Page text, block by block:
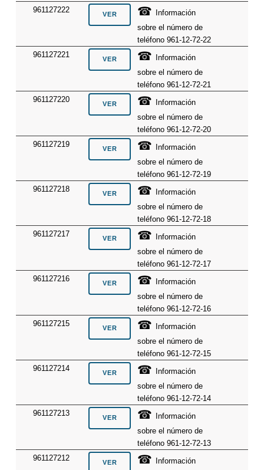
961127222
☎
Información
sobre el número de
teléfono 961-12-72-22
961127221
☎
Información
sobre el número de
teléfono 961-12-72-21
961127220
☎
Información
sobre el número de
teléfono 961-12-72-20
961127219
☎
Información
sobre el número de
teléfono 961-12-72-19
961127218
☎
Información
sobre el número de
teléfono 961-12-72-18
961127217
☎
Información
sobre el número de
teléfono 961-12-72-17
961127216
☎
Información
sobre el número de
teléfono 961-12-72-16
961127215
☎
Información
sobre el número de
teléfono 961-12-72-15
961127214
☎
Información
sobre el número de
teléfono 961-12-72-14
961127213
☎
Información
sobre el número de
teléfono 961-12-72-13
961127212
☎
Información